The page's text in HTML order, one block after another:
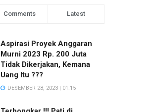
Comments Latest
Aspirasi Proyek Anggaran
Murni 2023 Rp. 200 Juta
Tidak Dikerjakan, Kemana
Uang Itu ???
DESEMBER 28, 2023 | 01:15